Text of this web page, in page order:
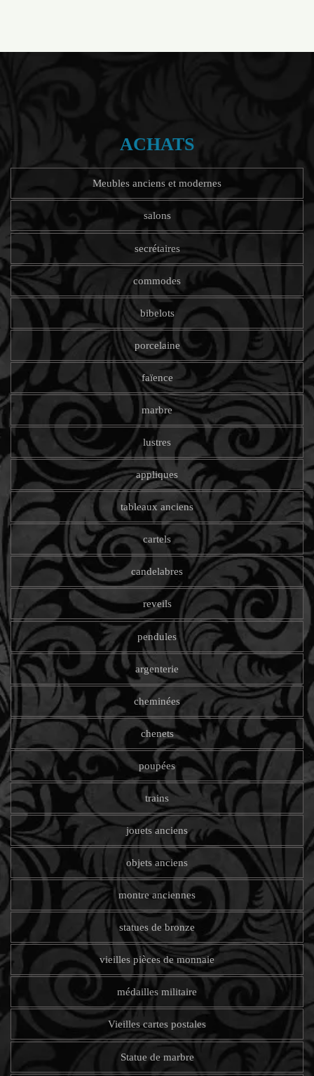
ACHATS
Meubles anciens et modernes
salons
secrétaires
commodes
bibelots
porcelaine
faïence
marbre
lustres
appliques
tableaux anciens
cartels
candelabres
reveils
pendules
argenterie
cheminées
chenets
poupées
trains
jouets anciens
objets anciens
montre anciennes
statues de bronze
vieilles pièces de monnaie
médailles militaire
Vieilles cartes postales
Statue de marbre